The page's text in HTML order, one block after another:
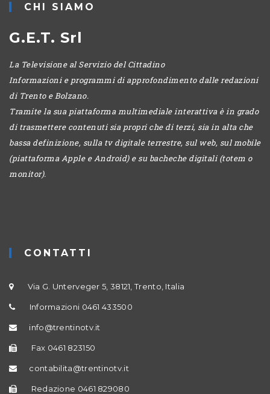
CHI SIAMO
G.E.T. Srl
La Televisione al Servizio del Cittadino
Informazioni e programmi di approfondimento dalle redazioni
di Trento e Bolzano.
Tramite la sua piattaforma multimediale interattiva è in grado
di trasmettere contenuti sia propri che di terzi, sia in alta che
bassa definizione, sulla tv digitale terrestre, sul web, sul mobile
(piattaforma Apple e Android) e su bacheche digitali (totem o
monitor).
CONTATTI
Via G. Unterveger 5, 38121, Trento, Italia
Informazioni 0461 433500
info@trentinotv.it
Fax 0461 823150
contabilita@trentinotv.it
Redazione 0461 829080